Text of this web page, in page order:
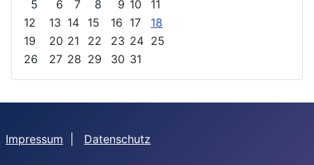
5
6 7 8 9 10
11
12
13 14 15 16 17
18
19
20 21 22 23 24 25
26
27 28 29 30 31
Impressum Datenschutz